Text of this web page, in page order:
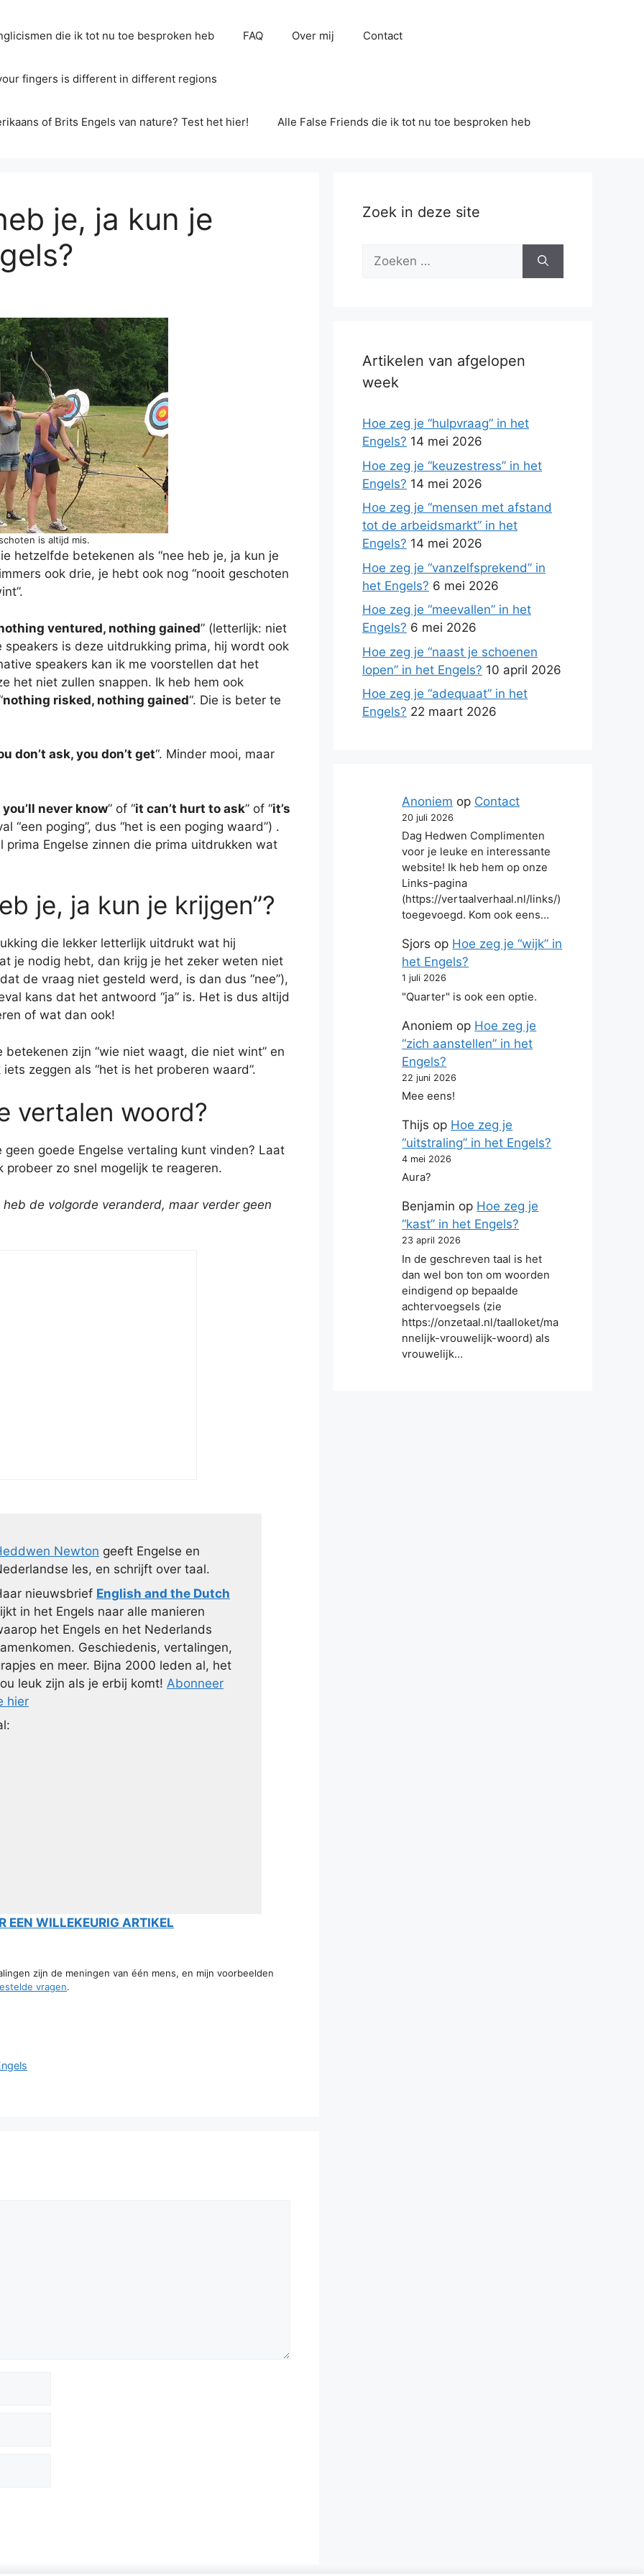
die ik tot nu toe besproken heb FAQ Over mij Contact
fingers is different in different regions
of Brits Engels van nature? Test het hier! Alle False Friends die ik tot nu toe besproken heb
je, ja kun je
is altijd mis.
hetzelfde betekenen als “nee heb je, ja kun je
ook drie, je hebt ook nog “nooit geschoten
ventured, nothing gained” (letterlijk: niet
is deze uitdrukking prima, hij wordt ook
speakers kan ik me voorstellen dat het
het niet zullen snappen. Ik heb hem ook
nothing risked, nothing gained“. Die is beter te
don’t ask, you don’t get“. Minder mooi, maar
never know” of “it can’t hurt to ask” of “it’s
“een poging”, dus “het is een poging waard”) .
Engelse zinnen die prima uitdrukken wat
je, ja kun je krijgen”?
die lekker letterlijk uitdrukt wat hij
je nodig hebt, dan krijg je het zeker weten niet
de vraag niet gesteld werd, is dan dus “nee”),
kans dat het antwoord “ja” is. Het is dus altijd
of wat dan ook!
zijn “wie niet waagt, die niet wint” en
zeggen als “het is het proberen waard”.
vertalen woord?
goede Engelse vertaling kunt vinden? Laat
probeer zo snel mogelijk te reageren.
de volgorde veranderd, maar verder geen
Newton geeft Engelse en
les, en schrijft over taal.
nieuwsbrief English and the Dutch
in het Engels naar alle manieren
het Engels en het Nederlands
Geschiedenis, vertalingen,
en meer. Bijna 2000 leden al, het
leuk zijn als je erbij komt! Abonneer
hier
EEN WILLEKEURIG ARTIKEL
zijn de meningen van één mens, en mijn voorbeelden
vragen.
Zoek in deze site
Zoek
Artikelen van afgelopen
week
Hoe zeg je “hulpvraag” in het
Engels? 14 mei 2026
Hoe zeg je “keuzestress” in het
Engels? 14 mei 2026
Hoe zeg je “mensen met afstand
tot de arbeidsmarkt” in het
Engels? 14 mei 2026
Hoe zeg je “vanzelfsprekend” in
het Engels? 6 mei 2026
Hoe zeg je “meevallen” in het
Engels? 6 mei 2026
Hoe zeg je “naast je schoenen
lopen” in het Engels? 10 april 2026
Hoe zeg je “adequaat” in het
Engels? 22 maart 2026
Anoniem op Contact
20 juli 2026
Dag Hedwen Complimenten
voor je leuke en interessante
website! Ik heb hem op onze
Links-pagina
(https://vertaalverhaal.nl/links/)
toegevoegd. Kom ook eens…
Sjors op Hoe zeg je “wijk” in
het Engels?
1 juli 2026
"Quarter" is ook een optie.
Anoniem op Hoe zeg je
“zich aanstellen” in het
Engels?
22 juni 2026
Mee eens!
Thijs op Hoe zeg je
“uitstraling” in het Engels?
4 mei 2026
Aura?
Benjamin op Hoe zeg je
“kast” in het Engels?
23 april 2026
In de geschreven taal is het
dan wel bon ton om woorden
eindigend op bepaalde
achtervoegsels (zie
https://onzetaal.nl/taalloket/ma
nnelijk-vrouwelijk-woord) als
vrouwelijk…